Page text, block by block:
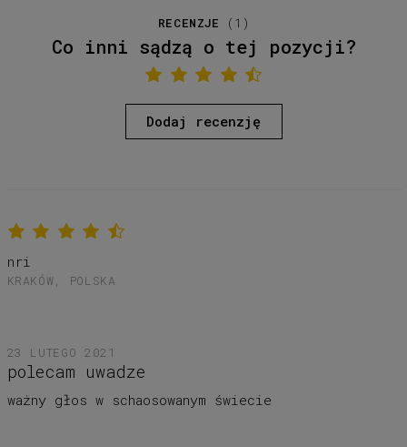
RECENZJE ( 1 )
Co inni sądzą o tej pozycji?
Dodaj recenzję
nri
KRAKÓW, POLSKA
23 LUTEGO 2021
polecam uwadze
ważny głos w schaosowanym świecie